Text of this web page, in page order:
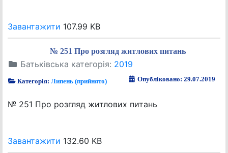
Завантажити 107.99 KB
№ 251 Про розгляд житлових питань
Батьківська категорія: 2019
Категорія:Липень (прийнято) Опубліковано: 29.07.2019
№ 251 Про розгляд житлових питань
Завантажити 132.60 KB